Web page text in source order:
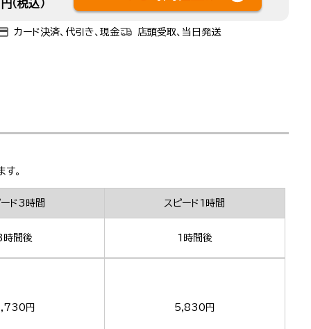
円（税込）
カード決済、代引き、現金 店頭受取、当日発送
。
ド3時間 スピード1時間
間後 1時間後
円 5,830円